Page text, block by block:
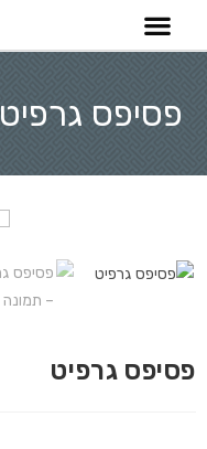
פסיפס גרפיט
פסיפס גרפיט